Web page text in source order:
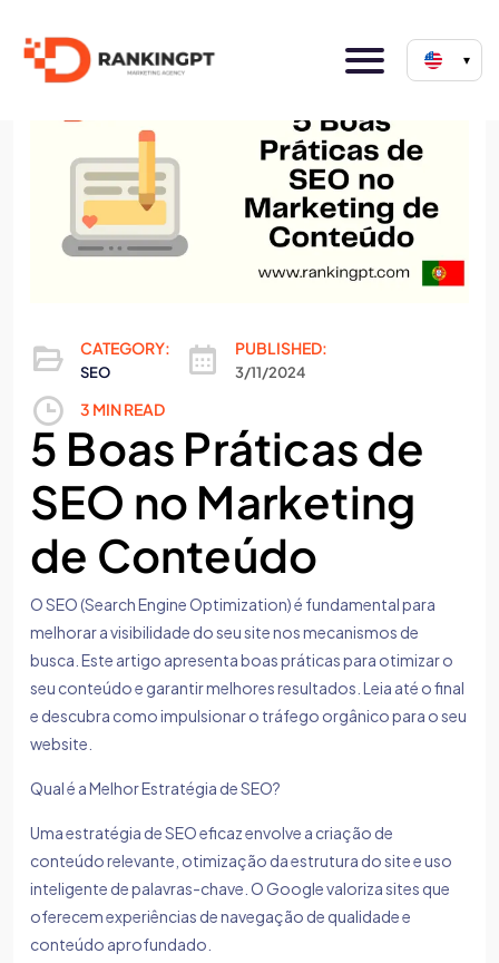
▾
CATEGORY:
SEO
PUBLISHED:
3/11/2024
3 MIN READ
5 Boas Práticas de
SEO no Marketing
de Conteúdo
O SEO (Search Engine Optimization) é fundamental para
melhorar a visibilidade do seu site nos mecanismos de
busca. Este artigo apresenta boas práticas para otimizar o
seu conteúdo e garantir melhores resultados. Leia até o final
e descubra como impulsionar o tráfego orgânico para o seu
website.
Qual é a Melhor Estratégia de SEO?
Uma estratégia de SEO eficaz envolve a criação de
conteúdo relevante, otimização da estrutura do site e uso
inteligente de palavras-chave. O Google valoriza sites que
oferecem experiências de navegação de qualidade e
conteúdo aprofundado.